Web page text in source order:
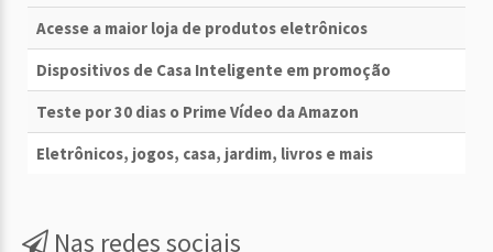
Acesse a maior loja de produtos eletrônicos
Dispositivos de Casa Inteligente em promoção
Teste por 30 dias o Prime Vídeo da Amazon
Eletrônicos, jogos, casa, jardim, livros e mais
Nas redes sociais